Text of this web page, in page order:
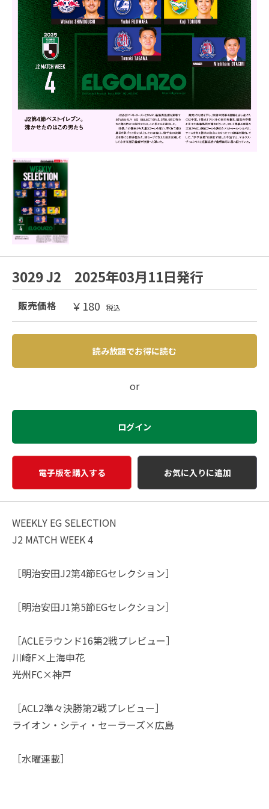
3029 J2 2025年03月11日発行
販売価格 ￥180 税込
読み放題でお得に読む
or
ログイン
電子版を購入する お気に入りに追加
WEEKLY EG SELECTION
J2 MATCH WEEK 4
［明治安田J2第4節EGセレクション］
［明治安田J1第5節EGセレクション］
［ACLEラウンド16第2戦プレビュー］
川崎F×上海申花
光州FC×神戸
［ACL2準々決勝第2戦プレビュー］
ライオン・シティ・セーラーズ×広島
［水曜連載］